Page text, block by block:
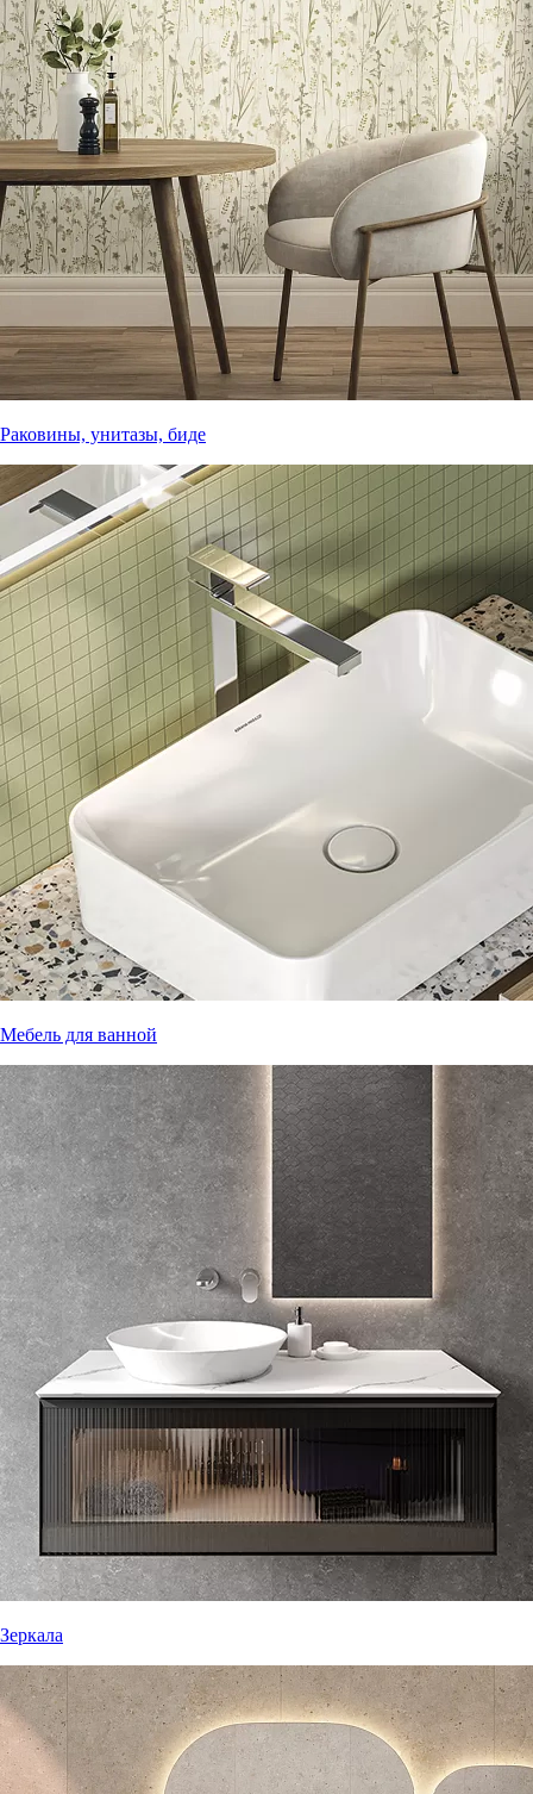
Раковины, унитазы, биде
Мебель для ванной
Зеркала